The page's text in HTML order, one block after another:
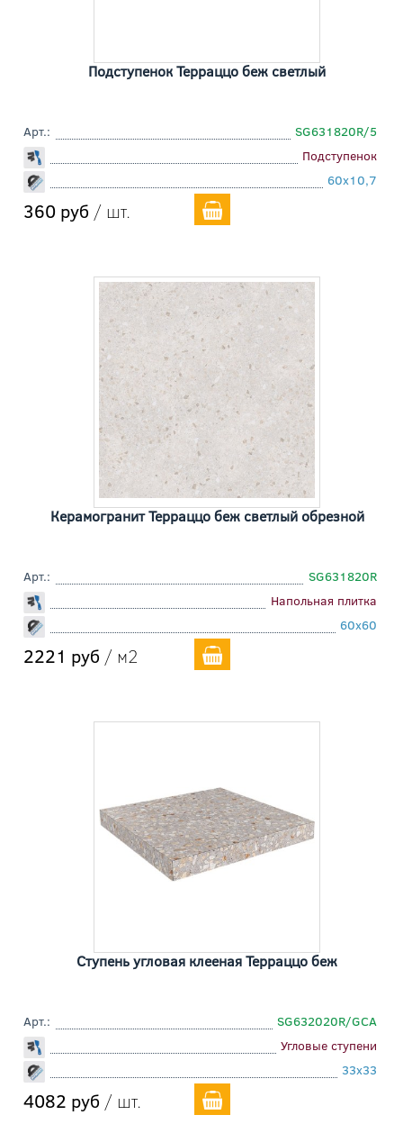
Подступенок Терраццо беж светлый
Арт.:
SG631820R/5
Подступенок
60x10,7
360 руб / шт.
Керамогранит Терраццо беж светлый обрезной
Арт.:
SG631820R
Напольная плитка
60x60
2221 руб / м2
Ступень угловая клееная Терраццо беж
Арт.:
SG632020R/GCA
Угловые ступени
33x33
4082 руб / шт.